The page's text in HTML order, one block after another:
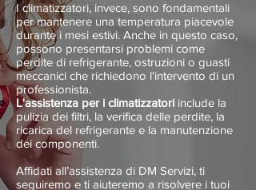
I climatizzatori, invece, sono fondamentali
per mantenere una temperatura piacevole
durante i mesi estivi. Anche in questo caso,
possono presentarsi problemi come
perdite di refrigerante, ostruzioni o guasti
meccanici che richiedono l'intervento di un
professionista.
L'assistenza per i climatizzatori include la
pulizia dei filtri, la verifica delle perdite, la
ricarica del refrigerante e la manutenzione
dei componenti.
Affidati all’assistenza di DM Servizi, ti
seguiremo e ti aiuteremo a risolvere i tuoi